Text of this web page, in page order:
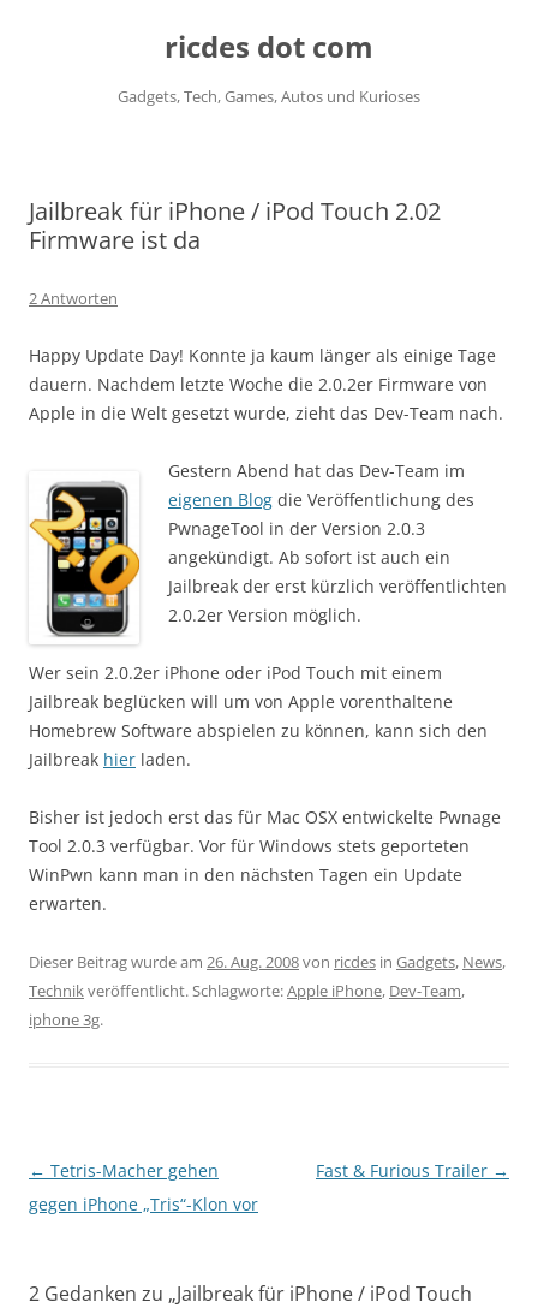
ricdes dot com
Gadgets, Tech, Games, Autos und Kurioses
Jailbreak für iPhone / iPod Touch 2.02
Firmware ist da
2 Antworten
Happy Update Day! Konnte ja kaum länger als einige Tage
dauern. Nachdem letzte Woche die 2.0.2er Firmware von
Apple in die Welt gesetzt wurde, zieht das Dev-Team nach.
Gestern Abend hat das Dev-Team im
eigenen Blog die Veröffentlichung des
PwnageTool in der Version 2.0.3
angekündigt. Ab sofort ist auch ein
Jailbreak der erst kürzlich veröffentlichten
2.0.2er Version möglich.
Wer sein 2.0.2er iPhone oder iPod Touch mit einem
Jailbreak beglücken will um von Apple vorenthaltene
Homebrew Software abspielen zu können, kann sich den
Jailbreak hier laden.
Bisher ist jedoch erst das für Mac OSX entwickelte Pwnage
Tool 2.0.3 verfügbar. Vor für Windows stets geporteten
WinPwn kann man in den nächsten Tagen ein Update
erwarten.
Dieser Beitrag wurde am 26. Aug. 2008von ricdes in Gadgets, News,
Technikveröffentlicht. Schlagworte:Apple iPhone, Dev-Team,
iphone 3g.
Beitragsnavigation
← Tetris-Macher gehen
gegen iPhone „Tris“-Klon vor
Fast & Furious Trailer →
2 Gedanken zu „Jailbreak für iPhone / iPod Touch